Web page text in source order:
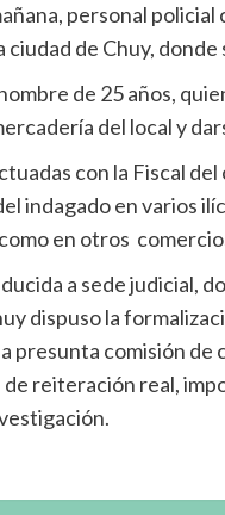
personal
ciudad de Chuy,
de 25 años,
del local y
con la Fiscal
indagado en varios
en otros
a sede judicial,
dispuso la
presunta comisión
reiteración real,